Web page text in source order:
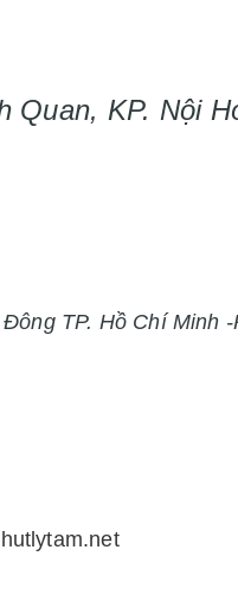
Quan, KP. Nội
TP. Hồ Chí Minh